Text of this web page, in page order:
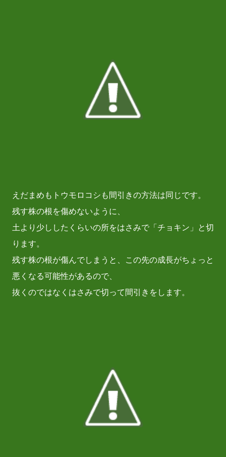
えだまめもトウモロコシも間引きの方法は同じです。
残す株の根を傷めないように、
土より少ししたくらいの所をはさみで「チョキン」と切
ります。
残す株の根が傷んでしまうと、この先の成長がちょっと
悪くなる可能性があるので、
抜くのではなくはさみで切って間引きをします。